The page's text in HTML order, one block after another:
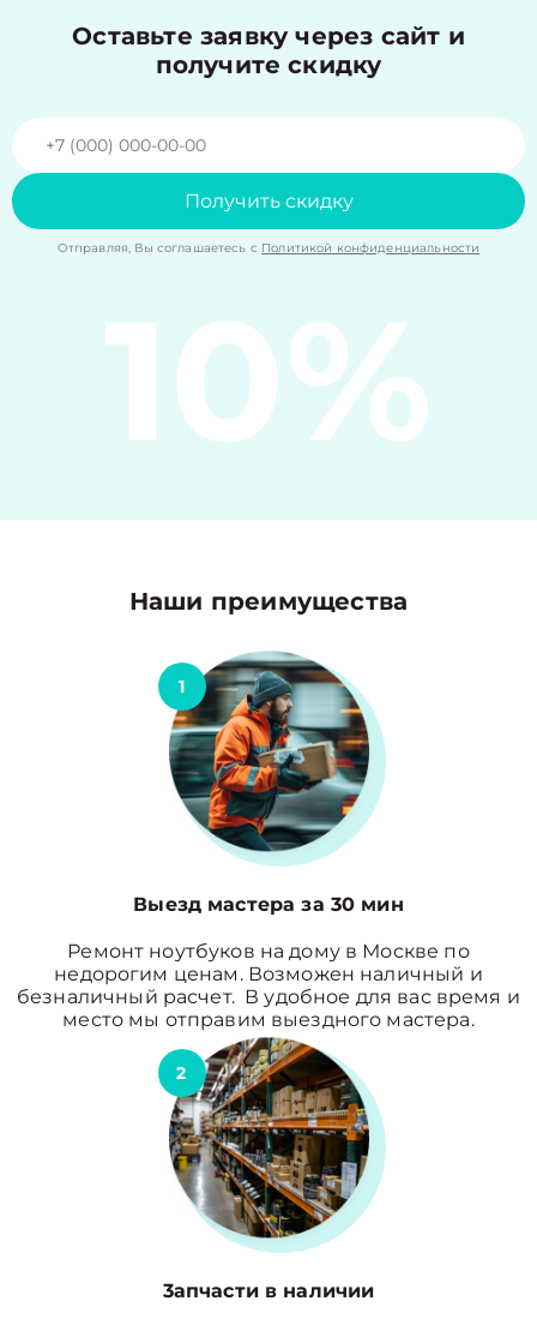
Оставьте заявку через сайт и
получите скидку
Получить скидку
Отправляя, Вы соглашаетесь с Политикой конфиденциальности
10%
Наши преимущества
1
Выезд мастера за 30 мин
Ремонт ноутбуков на дому в Москве по
недорогим ценам. Возможен наличный и
безналичный расчет. В удобное для вас время и
место мы отправим выездного мастера.
2
3апчасти в наличии